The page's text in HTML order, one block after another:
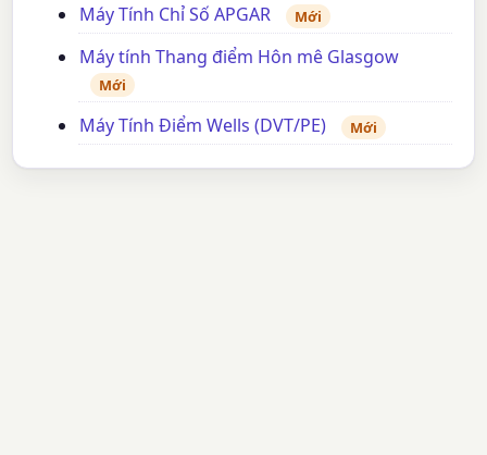
Máy Tính Chỉ Số APGAR Mới
Máy tính Thang điểm Hôn mê Glasgow
Mới
Máy Tính Điểm Wells (DVT/PE) Mới